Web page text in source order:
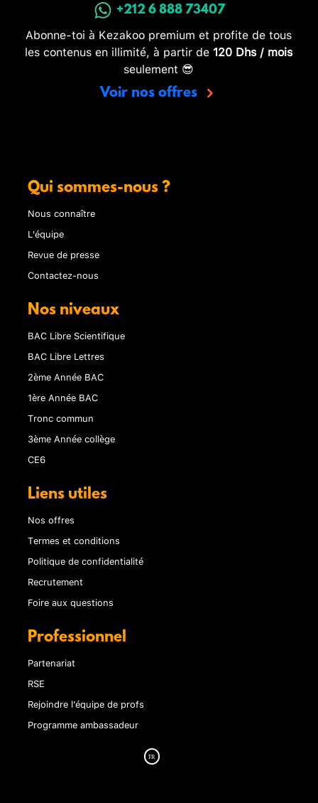
+212 6 888 73407
Abonne-toi à Kezakoo premium et profite de tous
les contenus en illimité, à partir de 120 Dhs / mois
seulement 😎
Voir nos offres
Qui sommes-nous ?
Nous connaître
L'équipe
Revue de presse
Contactez-nous
Nos niveaux
BAC Libre Scientifique
BAC Libre Lettres
2ème Année BAC
1ère Année BAC
Tronc commun
3ème Année collège
CE6
Liens utiles
Nos offres
Termes et conditions
Politique de confidentialité
Recrutement
Foire aux questions
Professionnel
Partenariat
RSE
Rejoindre l'équipe de profs
Programme ambassadeur